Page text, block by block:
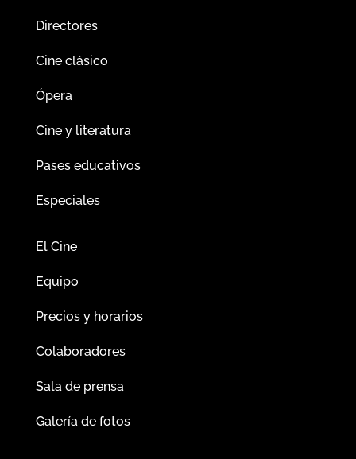
Directores
Cine clásico
Ópera
Cine y literatura
Pases educativos
Especiales
El Cine
Equipo
Precios y horarios
Colaboradores
Sala de prensa
Galería de fotos